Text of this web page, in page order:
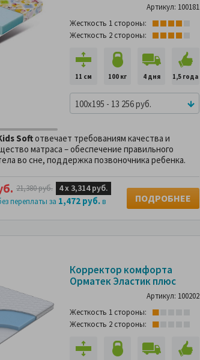
Артикул: 100181
Жесткость 1 стороны:
Жесткость 2 стороны:
11 см 100 кг 4 дня 1,5 года
100x195 - 13 256 руб.
Softотвечает требованиям качества и
матраса – обеспечение правильного
во сне, поддержка позвоночника ребенка.
21,380 руб. 4 х 3,314 руб.
переплаты за 1,472 руб.в
ПОДРОБНЕЕ
Корректор комфорта
Орматек Эластик плюс
Артикул: 100202
Жесткость 1 стороны:
Жесткость 2 стороны: